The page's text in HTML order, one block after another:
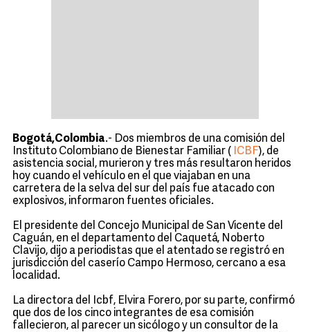
Bogotá,Colombia.- Dos miembros de una comisión del
Instituto Colombiano de Bienestar Familiar (
ICBF), de
asistencia social, murieron y tres más resultaron heridos
hoy cuando el vehículo en el que viajaban en una
carretera de la selva del sur del país fue atacado con
explosivos, informaron fuentes oficiales.
El presidente del Concejo Municipal de San Vicente del
Caguán, en el departamento del Caquetá, Noberto
Clavijo, dijo a periodistas que el atentado se registró en
jurisdicción del caserío Campo Hermoso, cercano a esa
localidad.
La directora del Icbf, Elvira Forero, por su parte, confirmó
que dos de los cinco integrantes de esa comisión
fallecieron, al parecer un sicólogo y un consultor de la